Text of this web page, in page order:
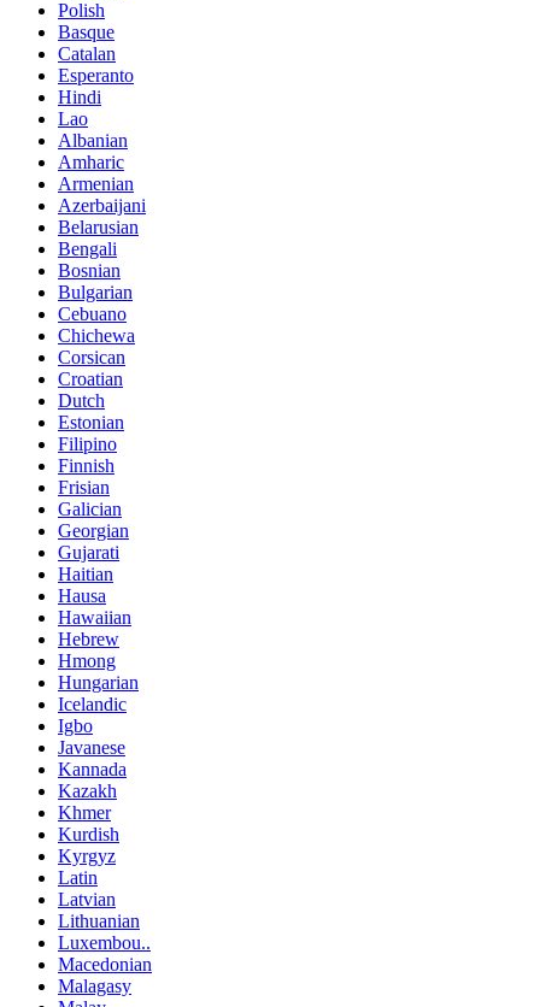
Polish
Basque
Catalan
Esperanto
Hindi
Lao
Albanian
Amharic
Armenian
Azerbaijani
Belarusian
Bengali
Bosnian
Bulgarian
Cebuano
Chichewa
Corsican
Croatian
Dutch
Estonian
Filipino
Finnish
Frisian
Galician
Georgian
Gujarati
Haitian
Hausa
Hawaiian
Hebrew
Hmong
Hungarian
Icelandic
Igbo
Javanese
Kannada
Kazakh
Khmer
Kurdish
Kyrgyz
Latin
Latvian
Lithuanian
Luxembou..
Macedonian
Malagasy